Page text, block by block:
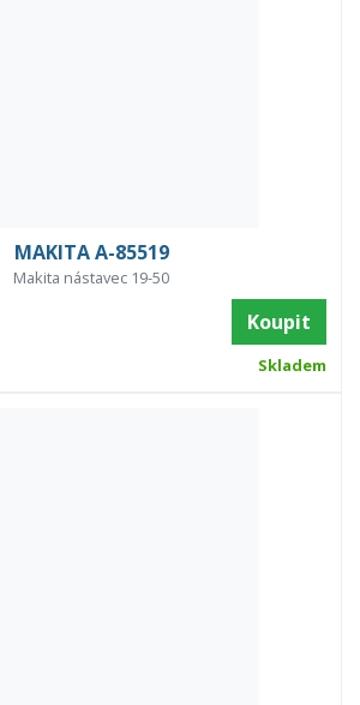
MAKITA A-85519
Makita nástavec 19-50
Koupit
Skladem